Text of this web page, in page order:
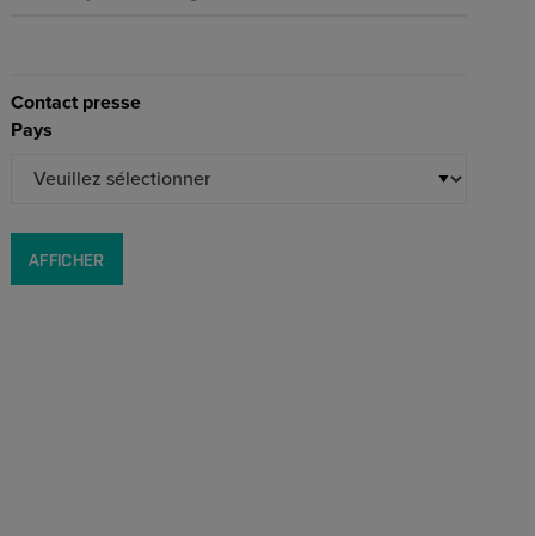
Contact presse
Pays
AFFICHER